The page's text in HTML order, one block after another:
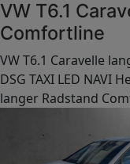
VW T6.1
Comfortline
VW T6.1 Caravelle
DSG TAXI LED NAVI
langer Radstand